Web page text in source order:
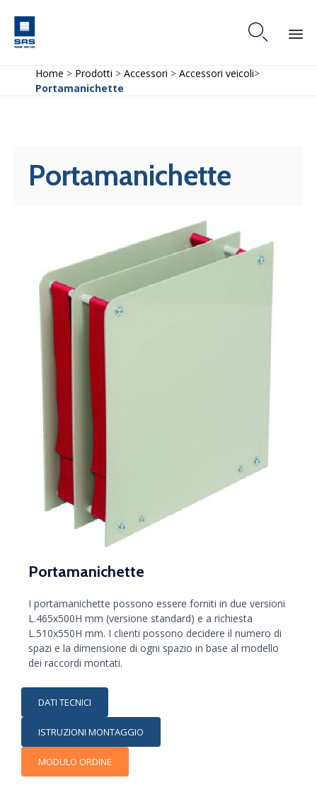

Skip
Home > Prodotti > Accessori > Accessori veicoli>
Portamanichette
Portamanichette
Portamanichette
I portamanichette possono essere forniti in due versioni
L.465x500H mm (versione standard) e a richiesta
L.510x550H mm. I clienti possono decidere il numero di
spazi e la dimensione di ogni spazio in base al modello
dei raccordi montati.
DATI TECNICI
ISTRUZIONI MONTAGGIO
MODULO ORDINE